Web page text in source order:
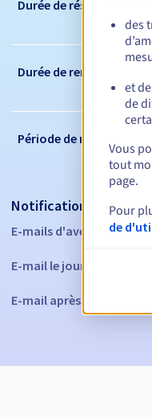
Durée de réservation
Durée de renouvellement
Période de rédemption
Notifications
E-mails d'avertissement :
E-mail le jour de
E-mail après la période
des
et
de
Vous
tout
page.
Pour
de